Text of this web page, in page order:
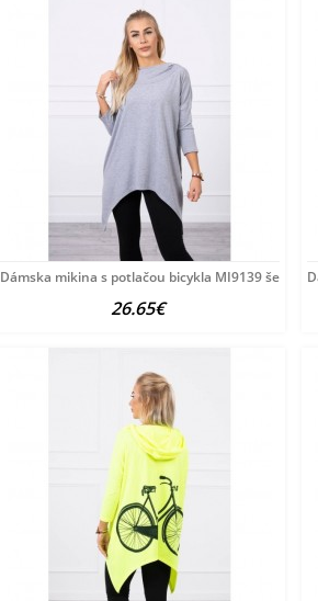
Dámska mikina s potlačou bicykla MI9139 šedá
26.65€